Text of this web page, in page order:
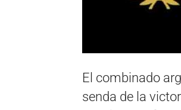
El combinado
senda de la